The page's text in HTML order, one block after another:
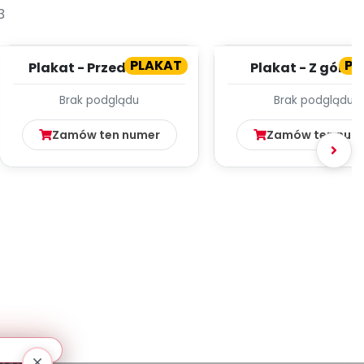
PLAKAT
Plakat - Przedszkole
Brak podglądu
Zamów ten numer
Plakat - Z górki
Brak podglądu
Zamów ten